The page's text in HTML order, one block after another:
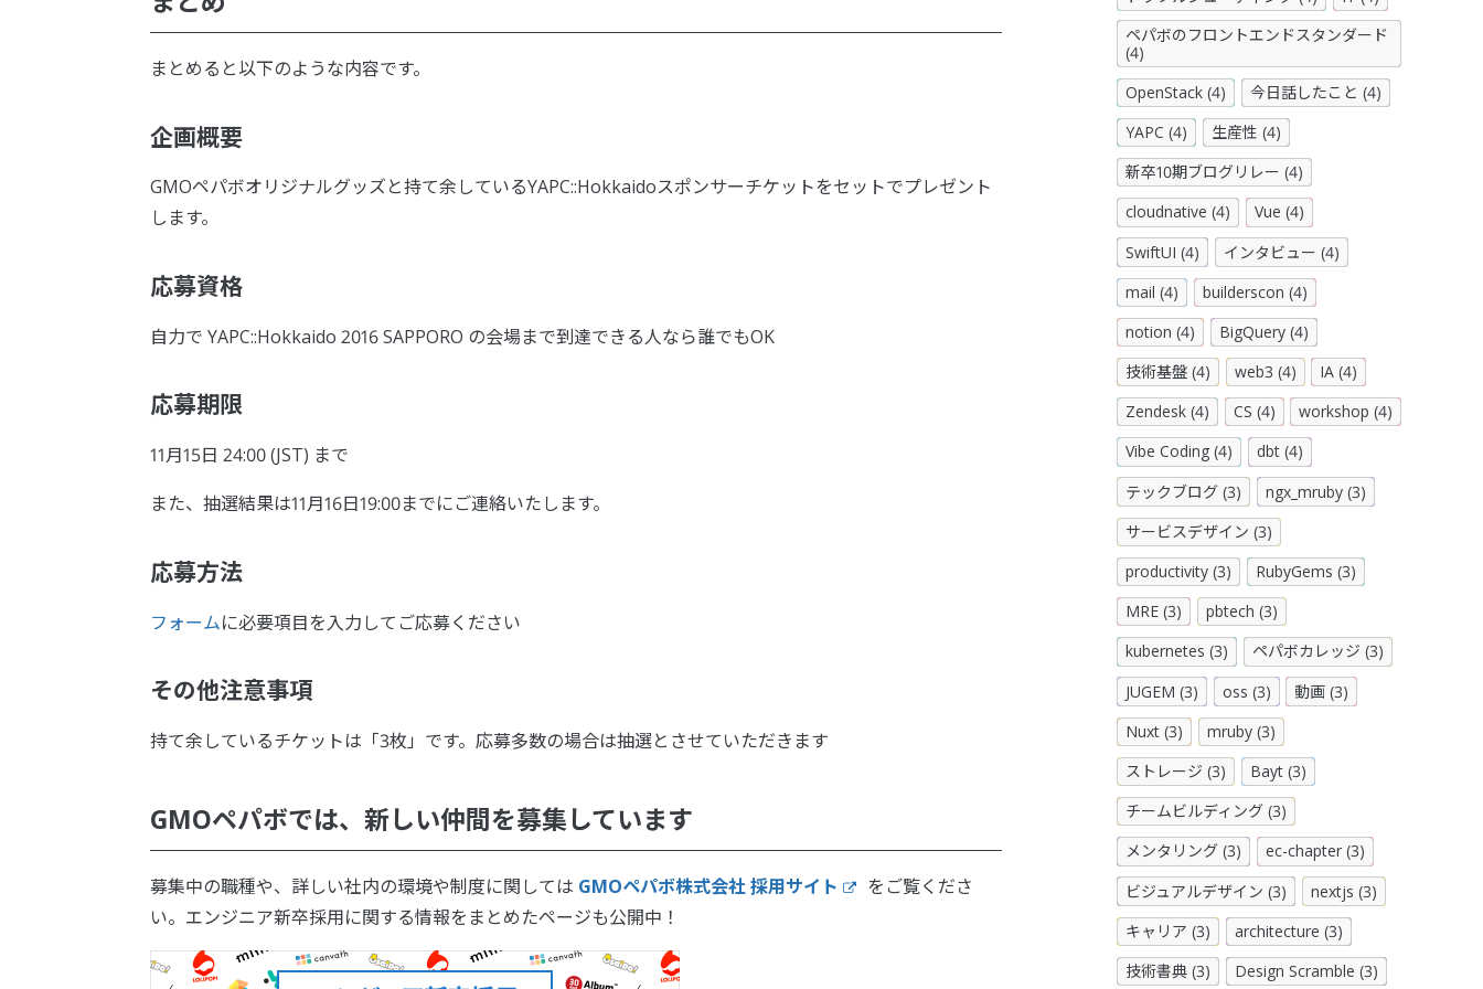
まとめると以下のような内容です。
企画概要
GMOペパボオリジナルグッズと持て余しているYAPC::Hokkaidoスポンサーチケットをセットでプレゼント
します。
応募資格
自力で YAPC::Hokkaido 2016 SAPPORO の会場まで到達できる人なら誰でもOK
応募期限
11月15日 24:00 (JST) まで
また、抽選結果は11月16日19:00までにご連絡いたします。
応募方法
フォームに必要項目を入力してご応募ください
その他注意事項
持て余しているチケットは「3枚」です。応募多数の場合は抽選とさせていただきます
GMOペパボでは、新しい仲間を募集しています
募集中の職種や、詳しい社内の環境や制度に関しては GMOペパボ株式会社 採用サイト
をご覧くださ
い。エンジニア新卒採用に関する情報をまとめたページも公開中！
ペパボのフロントエンドスタンダード
(4)
OpenStack (4)
今日話したこと (4)
YAPC (4)
生産性 (4)
新卒10期ブログリレー (4)
cloudnative (4)
Vue (4)
SwiftUI (4)
インタビュー (4)
mail (4)
builderscon (4)
notion (4)
BigQuery (4)
技術基盤 (4)
web3 (4)
IA (4)
Zendesk (4)
CS (4)
workshop (4)
Vibe Coding (4)
dbt (4)
テックブログ (3)
ngx_mruby (3)
サービスデザイン (3)
productivity (3)
RubyGems (3)
MRE (3)
pbtech (3)
kubernetes (3)
ペパボカレッジ (3)
JUGEM (3)
oss (3)
動画 (3)
Nuxt (3)
mruby (3)
ストレージ (3)
Bayt (3)
チームビルディング (3)
メンタリング (3)
ec-chapter (3)
ビジュアルデザイン (3)
nextjs (3)
キャリア (3)
architecture (3)
技術書典 (3)
Design Scramble (3)